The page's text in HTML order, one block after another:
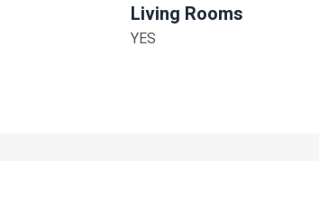
Living Rooms
YES